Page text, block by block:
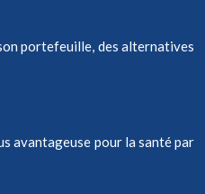
portefeuille, des alternatives
avantageuse pour la santé par